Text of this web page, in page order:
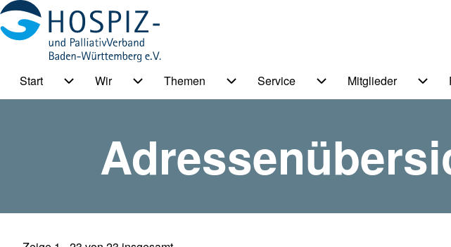
HPV BW Hauptmenu
Start Wir Themen
Unternavigation von Themen
Service
Unternavigation von
Mitglieder